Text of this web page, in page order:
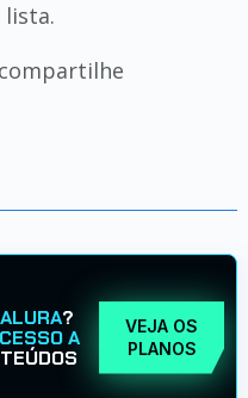
lista.
ALURA?
A
VEJA OS
PLANOS